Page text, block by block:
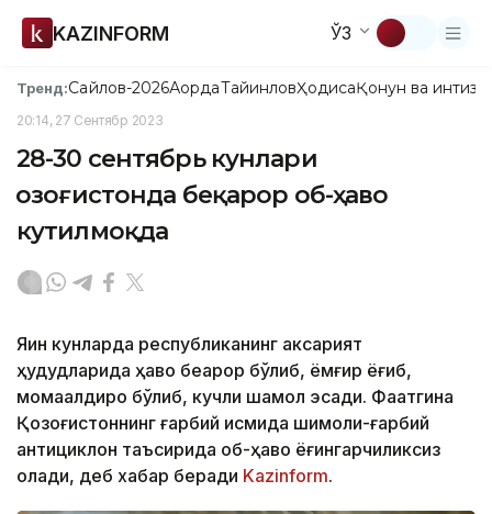
KAZINFORM ЎЗ
Тренд:Сайлов-2026АқордаТайинловҲодисаҚонун ва
20:14, 27 Сентябр 2023
28-30 сентябрь кунлари
Қозоғистонда беқарор об-ҳаво
кутилмоқда
Яқин кунларда республиканинг аксарият
ҳудудларида ҳаво беқарор бўлиб, ёмғир ёғиб,
момақалдироқ бўлиб, кучли шамол эсади. Фақатгина
Қозоғистоннинг ғарбий қисмида шимоли-ғарбий
антициклон таъсирида об-ҳаво ёғингарчиликсиз
қолади, деб хабар беради Kazinform.